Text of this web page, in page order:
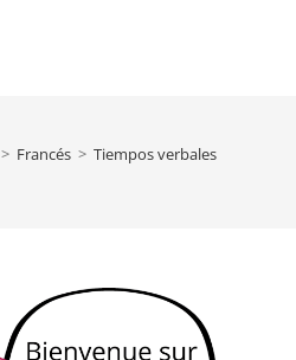
> Francés > Tiempos verbales